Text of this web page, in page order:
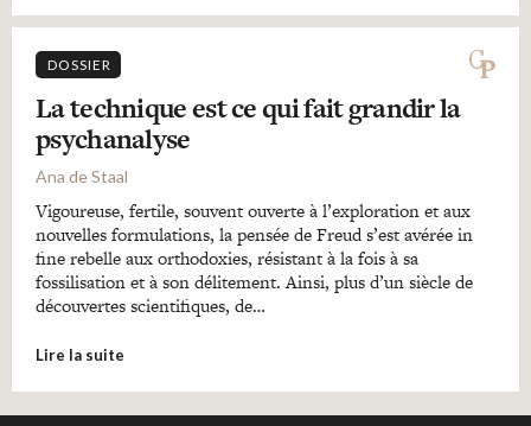
DOSSIER
La technique est ce qui fait grandir la
psychanalyse
Ana de Staal
Vigoureuse, fertile, souvent ouverte à l’exploration et aux
nouvelles formulations, la pensée de Freud s’est avérée in
fine rebelle aux orthodoxies, résistant à la fois à sa
fossilisation et à son délitement. Ainsi, plus d’un siècle de
découvertes scientifiques, de…
Lire la suite